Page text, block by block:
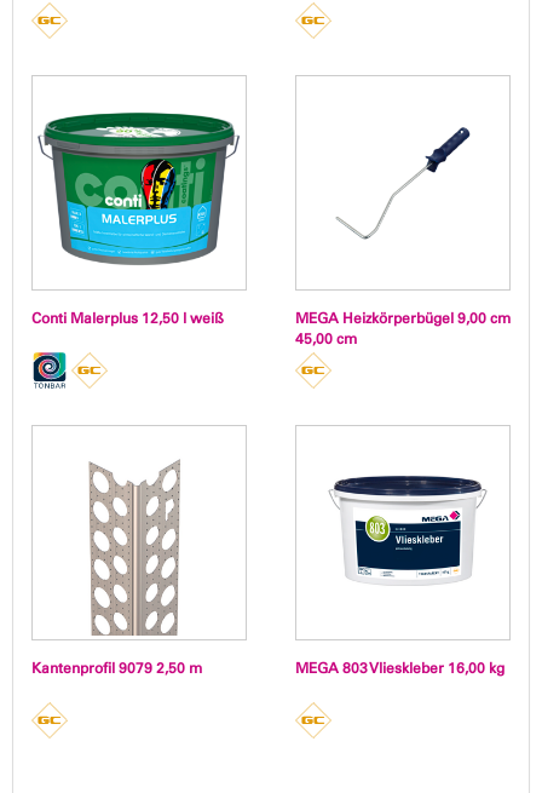
Conti Malerplus 12,50 l weiß
MEGA Heizkörperbügel 9,00 cm
45,00 cm
Kantenprofil 9079 2,50 m MEGA 803 Vlieskleber 16,00 kg